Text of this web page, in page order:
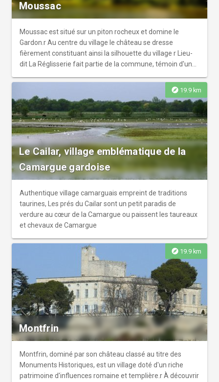
Moussac
Moussac est situé sur un piton rocheux et domine le
Gardon.r Au centre du village le château se dresse
fièrement constituant ainsi la silhouette du village r Lieu-
dit La Réglisserie fait partie de la commune, témoin d'une
explore 19.9 km
Le Cailar, village emblématique de la
Camargue gardoise
Authentique village camarguais empreint de traditions
taurines, Les prés du Cailar sont un petit paradis de
verdure au cœur de la Camargue ou paissent les taureaux
et chevaux de Camargue
explore 19.9 km
Montfrin
Montfrin, dominé par son château classé au titre des
Monuments Historiques, est un village doté d'un riche
patrimoine d'influences romaine et templière.r À découvrir